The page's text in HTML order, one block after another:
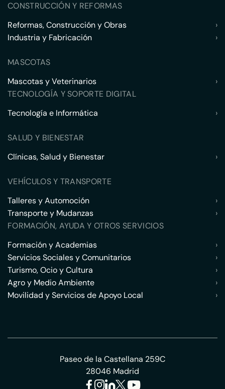
CONSTRUCCIÓN Y REFORMAS
Reformas, Construcción y Obras
›
Industria y Fabricación
›
MASCOTAS
Mascotas y Veterinarios
›
TECNOLOGÍA Y SOPORTE DIGITAL
Tecnología e Informática
›
SALUD Y BIENESTAR
Clínicas, Salud y Bienestar
›
VEHÍCULOS Y TRANSPORTE
Talleres y Automoción
›
Transporte y Mudanzas
›
FORMACIÓN, AYUDA Y OTROS SERVICIOS
Formación y Academias
›
Servicios Sociales y Comunitarios
›
Turismo, Ocio y Cultura
›
Agro y Medio Ambiente
›
Movilidad y Servicios de Apoyo Local
›
Paseo de la Castellana 259C
28046 Madrid